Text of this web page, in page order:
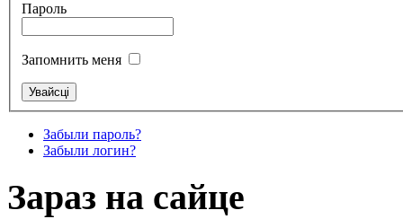
Пароль
Запомнить меня
Забыли пароль?
Забыли логин?
Зараз на сайце